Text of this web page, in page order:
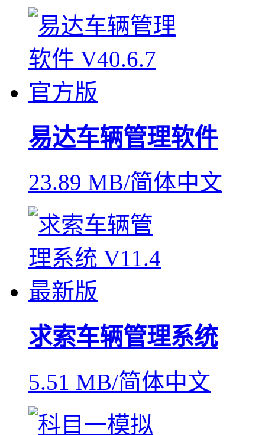
易达车辆管理软件
23.89 MB/简体中文
求索车辆管理系统
5.51 MB/简体中文